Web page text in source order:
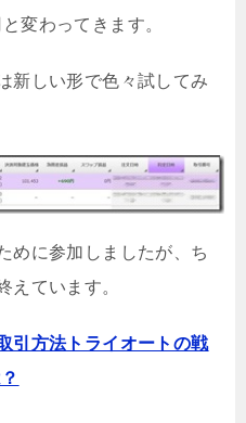
変わってきます。
新しい形で色々試してみ
めに参加しましたが、ち
えています。
引方法トライオートの戦